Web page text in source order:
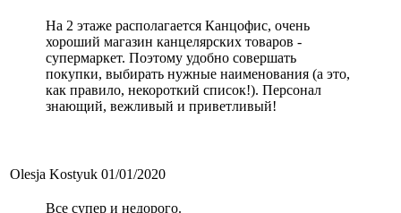
На 2 этаже располагается Канцофис, очень
хороший магазин канцелярских товаров -
супермаркет. Поэтому удобно совершать
покупки, выбирать нужные наименования (а это,
как правило, некороткий список!). Персонал
знающий, вежливый и приветливый!
Olesja Kostyuk 01/01/2020
Все супер и недорого.